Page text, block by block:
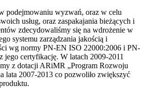
podejmowaniu wyzwań, oraz w celu
usług, oraz zaspakajania bieżących i
zdecydowaliśmy się na wdrożenie w
systemu zarządzania jakością i
wg normy PN-EN ISO 22000:2006 i PN-
jego certyfikację. W latach 2009-2011
z dotacji ARiMR „Program Rozwoju
lata 2007-2013 co pozwoliło zwiększyć